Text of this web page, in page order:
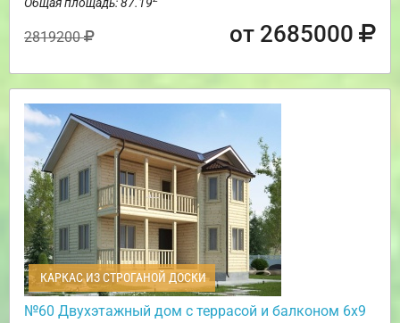
2819200 от 2685000
КАРКАС ИЗ СТРОГАНОЙ ДОСКИ
№60 Двухэтажный дом с террасой и балконом 6х9